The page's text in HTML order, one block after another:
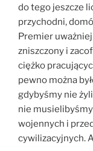
do tego jeszcze
przychodni,
Premier uważniej
zniszczony i
ciężko
pewno można
gdybyśmy nie
nie
wojennych i
cywilizacyjnych.